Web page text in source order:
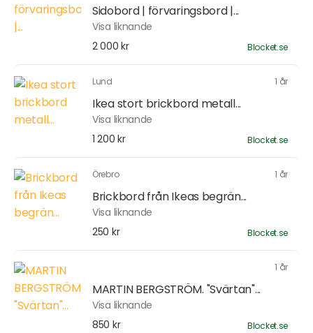
Sidobord | förvaringsbord |...
Visa liknande
2 000 kr
Blocket.se
Lund 1 år
Ikea stort brickbord metall...
Visa liknande
1 200 kr
Blocket.se
Örebro 1 år
Brickbord från Ikeas begrän...
Visa liknande
250 kr
Blocket.se
1 år
MARTIN BERGSTRÖM. "Svärtan"...
Visa liknande
850 kr
Blocket.se